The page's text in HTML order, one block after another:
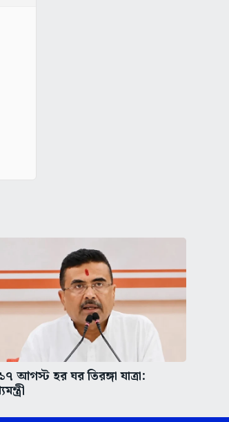
আগস্ট হর ঘর তিরঙ্গা যাত্রা: